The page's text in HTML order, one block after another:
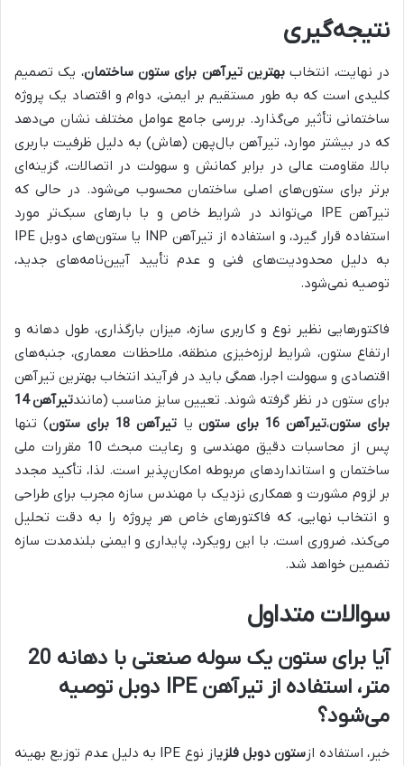
نتیجه‌گیری
در نهایت، انتخاب بهترین تیرآهن برای ستون ساختمان، یک تصمیم
کلیدی است که به طور مستقیم بر ایمنی، دوام و اقتصاد یک پروژه
ساختمانی تأثیر می‌گذارد. بررسی جامع عوامل مختلف نشان می‌دهد
که در بیشتر موارد، تیرآهن بال‌پهن (هاش) به دلیل ظرفیت باربری
بالا، مقاومت عالی در برابر کمانش و سهولت در اتصالات، گزینه‌ای
برتر برای ستون‌های اصلی ساختمان محسوب می‌شود. در حالی که
تیرآهن IPE می‌تواند در شرایط خاص و با بارهای سبک‌تر مورد
استفاده قرار گیرد، و استفاده از تیرآهن INP یا ستون‌های دوبل IPE
به دلیل محدودیت‌های فنی و عدم تأیید آیین‌نامه‌های جدید،
توصیه نمی‌شود.
فاکتورهایی نظیر نوع و کاربری سازه، میزان بارگذاری، طول دهانه و
ارتفاع ستون، شرایط لرزه‌خیزی منطقه، ملاحظات معماری، جنبه‌های
اقتصادی و سهولت اجرا، همگی باید در فرآیند انتخاب بهترین تیرآهن
برای ستون در نظر گرفته شوند. تعیین سایز مناسب (مانند
تیرآهن 14
برای ستون،تیرآهن 16 برای ستون یاتیرآهن 18 برای ستون
) تنها
پس از محاسبات دقیق مهندسی و رعایت مبحث 10 مقررات ملی
ساختمان و استانداردهای مربوطه امکان‌پذیر است. لذا، تأکید مجدد
بر لزوم مشورت و همکاری نزدیک با مهندس سازه مجرب برای طراحی
و انتخاب نهایی، که فاکتورهای خاص هر پروژه را به دقت تحلیل
می‌کند، ضروری است. با این رویکرد، پایداری و ایمنی بلندمدت سازه
تضمین خواهد شد.
سوالات متداول
آیا برای ستون یک سوله صنعتی با دهانه 20
متر، استفاده از تیرآهن IPE دوبل توصیه
می‌شود؟
خیر، استفاده ازستون دوبل فلزی
از نوع IPE به دلیل عدم توزیع بهینه